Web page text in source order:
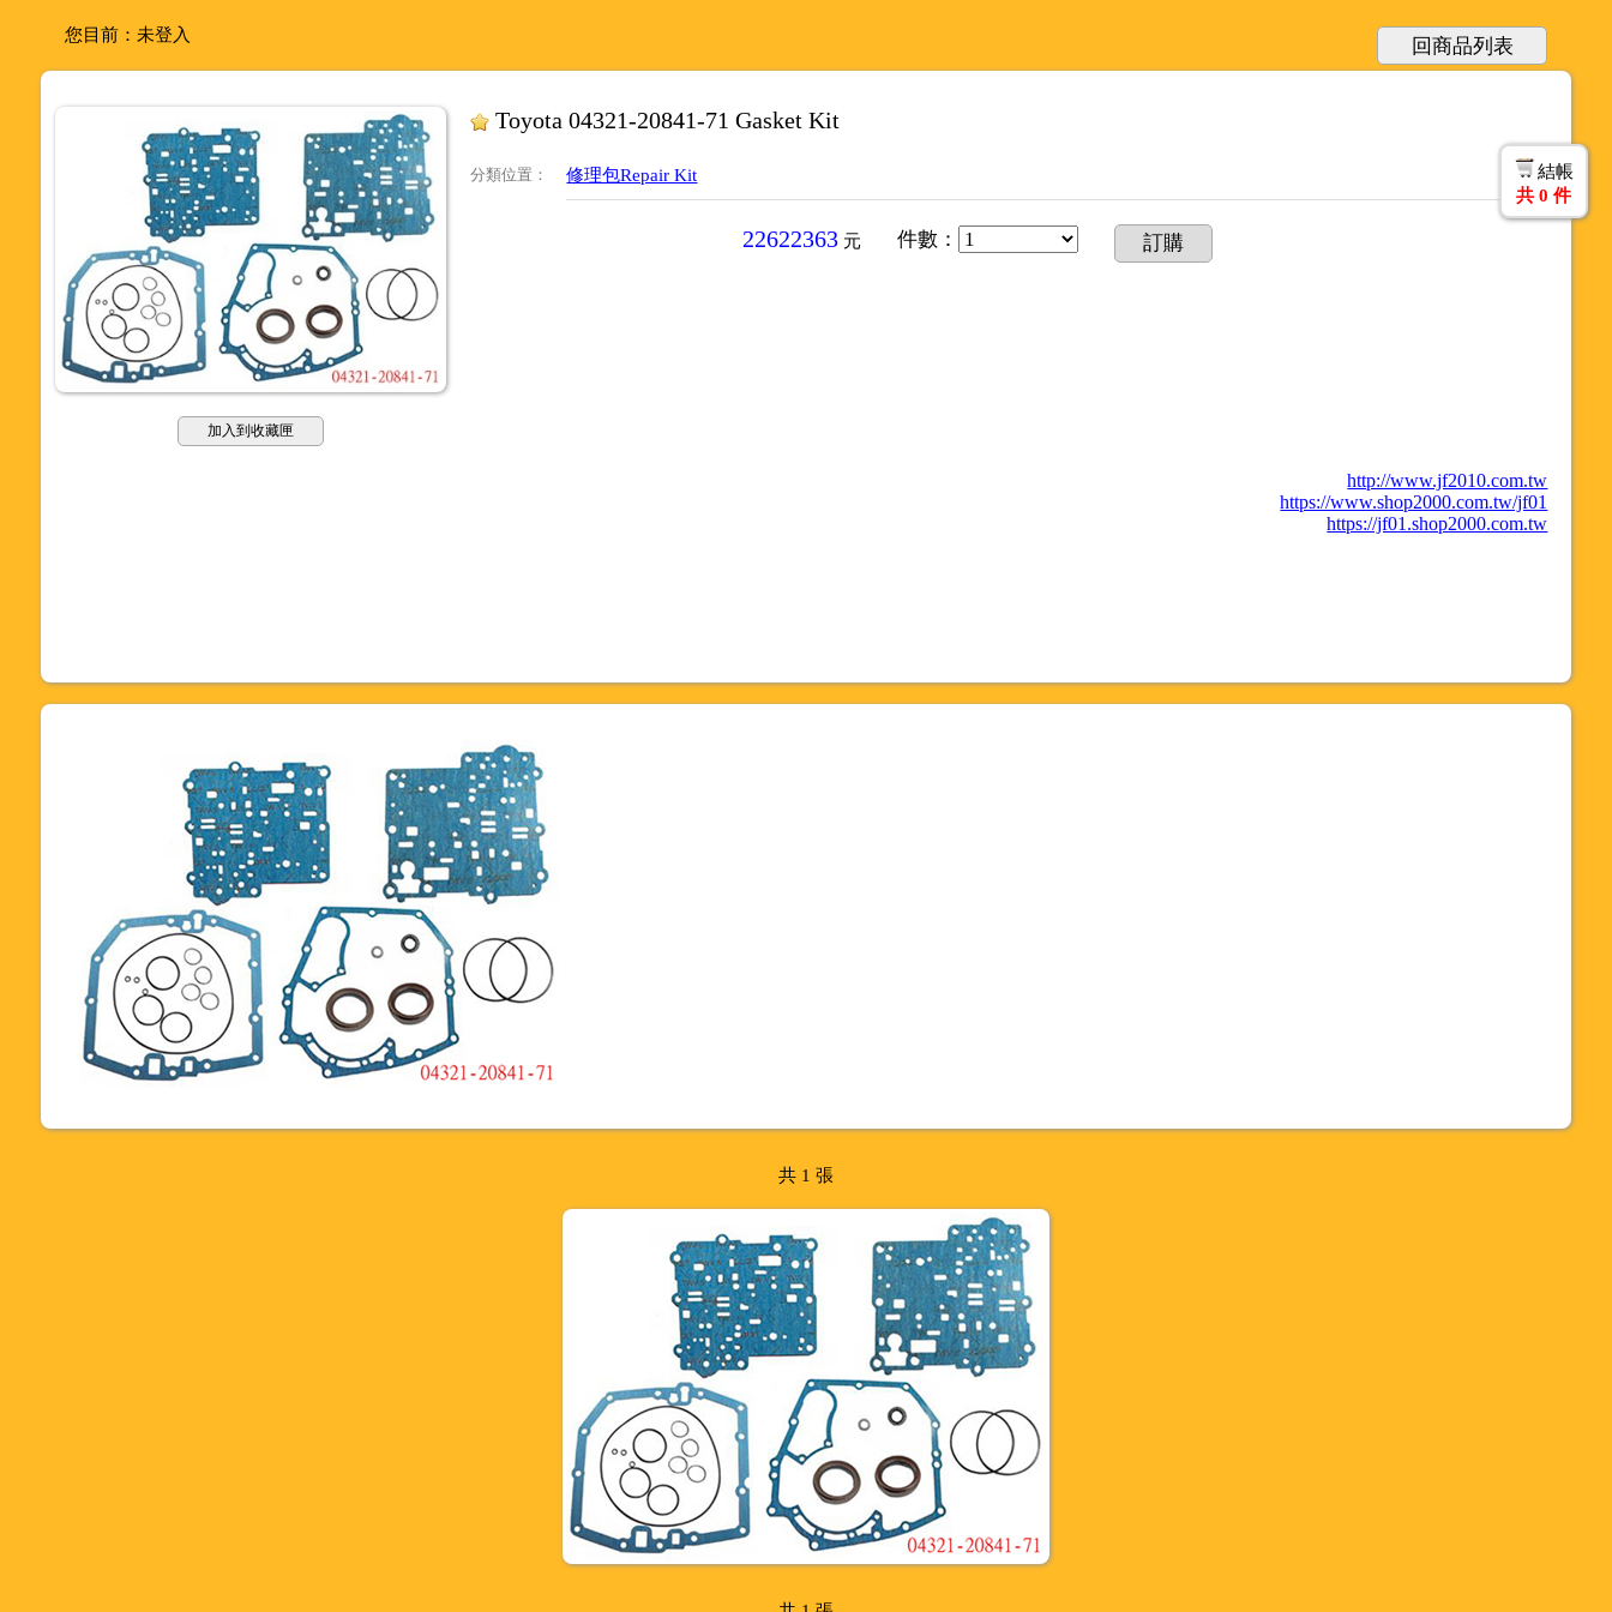
您目前： 未登入 回商品列表
加入到收藏匣
Toyota 04321-20841-71 Gasket Kit
分類位置 ： 修理包Repair Kit
22622363元 件數 ： 訂購
http://www.jf2010.com.tw
https://www.shop2000.com.tw/jf01
https://jf01.shop2000.com.tw
結帳
共 0 件
共 1 張